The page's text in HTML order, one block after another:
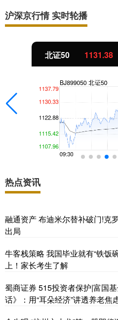
沪深京行情 实时轮播
北证50 1131.29
热点资讯
融通资产 布迪米尔替补破门!克
出局
牛客栈策略 我国毕业就有“铁饭
上！家长考生了解
蜀商证券 515投资者保护|富国
话》：用“耳朵经济”讲透养老焦